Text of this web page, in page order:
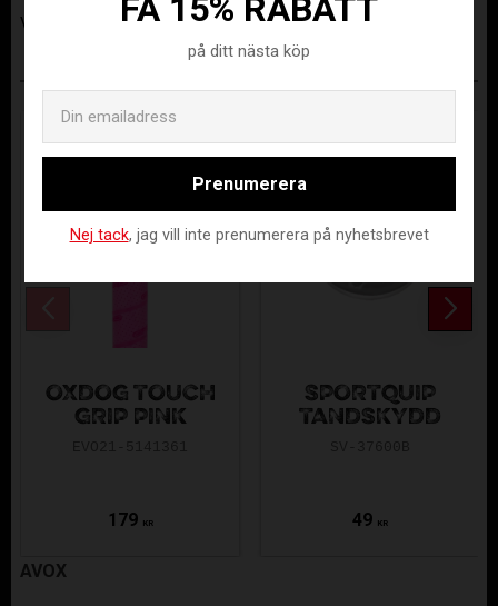
Visa alla produkter från Evosport AB
OXDOG TOUCH
GRIP PINK
179 KR
SPORTQUIP
TANDSKYDD
49 KR
AVOX
på ditt nästa köp
Prenumerera
Nej tack, jag vill inte prenumerera på nyhetsbrevet